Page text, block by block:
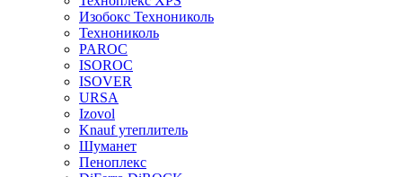
Изобокс Технониколь
Технониколь
PAROC
ISOROC
ISOVER
URSA
Izovol
Knauf утеплитель
Шуманет
Пеноплекс